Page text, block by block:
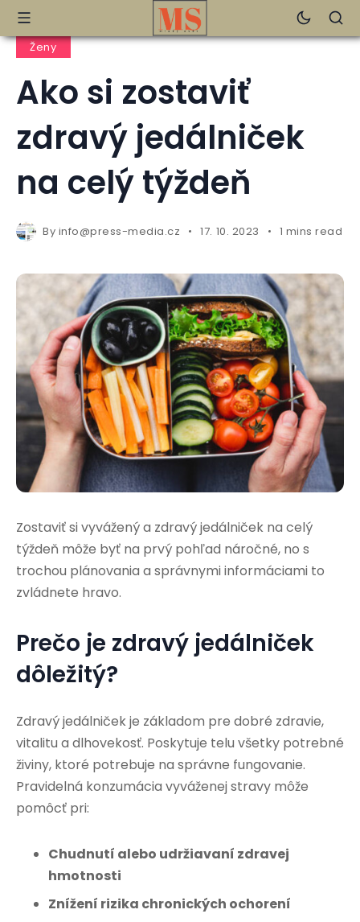
Ženy
Ako si zostaviť
zdravý jedálniček
na celý týždeň
By info@press-media.cz 17. 10. 2023 1 mins read
Zostaviť si vyvážený a zdravý jedálniček na celý
týždeň môže byť na prvý pohľad náročné, no s
trochou plánovania a správnymi informáciami to
zvládnete hravo.
Prečo je zdravý jedálniček
dôležitý?
Zdravý jedálniček je základom pre dobré zdravie,
vitalitu a dlhovekosť. Poskytuje telu všetky potrebné
živiny, ktoré potrebuje na správne fungovanie.
Pravidelná konzumácia vyváženej stravy môže
pomôcť pri:
Chudnutí alebo udržiavaní zdravej
hmotnosti
Znížení rizika chronických ochorení